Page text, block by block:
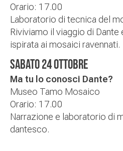
Orario: 17.00
Laboratorio di tecnica del
Riviviamo il viaggio di
ispirata ai mosaici ravennati.
SABATO 24 OTTOBRE
Ma tu lo conosci Dante?
Museo Tamo Mosaico
Orario: 17.00
Narrazione e laboratorio di
dantesco.